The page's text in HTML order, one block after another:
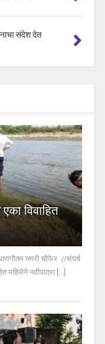
संदेश देत
विवाहित
नगरी चौफेर //संघर्ष
महिलेने नदीपात्रा [...]